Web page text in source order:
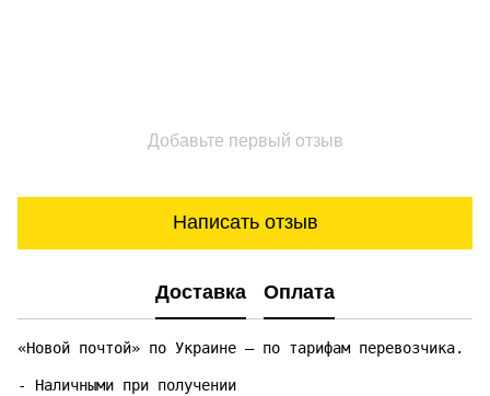
Добавьте первый отзыв
Написать отзыв
Доставка Оплата
«Новой почтой» по Украине — по тарифам перевозчика.
- Наличными при получении